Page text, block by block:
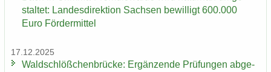
stal­tet: Lan­des­di­rek­ti­on Sach­sen be­wil­ligt 600.000
Euro För­der­mit­tel
17.12.2025
Wald­schlöß­chen­brü­cke: Er­gän­zen­de Prü­fun­gen ab­ge­